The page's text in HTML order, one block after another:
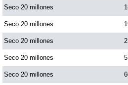
Paisita Noche
Paisita 3
Seco 20 millones
Seco 20 millones
Seco 20 millones
Seco 20 millones
Seco 20 millones